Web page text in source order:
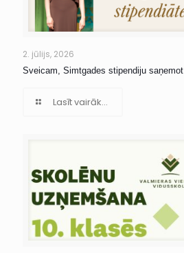
2. jūlijs, 2026
Sveicam, Simtgades stipendiju saņemot
Lasīt vairāk...